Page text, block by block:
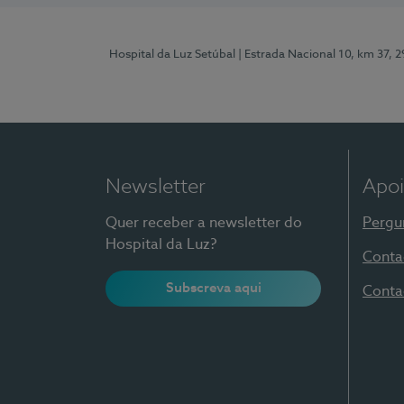
Hospital da Luz Setúbal | Estrada Nacional 10, km 37,
Newsletter
Quer receber a newsletter do
Hospital da Luz?
Subscreva aqui